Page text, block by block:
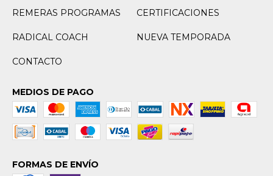
REMERAS PROGRAMAS
CERTIFICACIONES
RADICAL COACH NUEVA TEMPORADA
CONTACTO
MEDIOS DE PAGO
FORMAS DE ENVÍO